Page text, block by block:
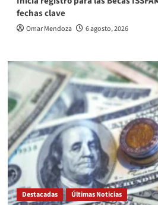
fechas clave
Omar Mendoza 6 agosto, 2026
Destacadas Últimas Noticias